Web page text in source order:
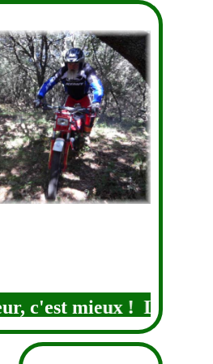
mieux ! LE TRIAL